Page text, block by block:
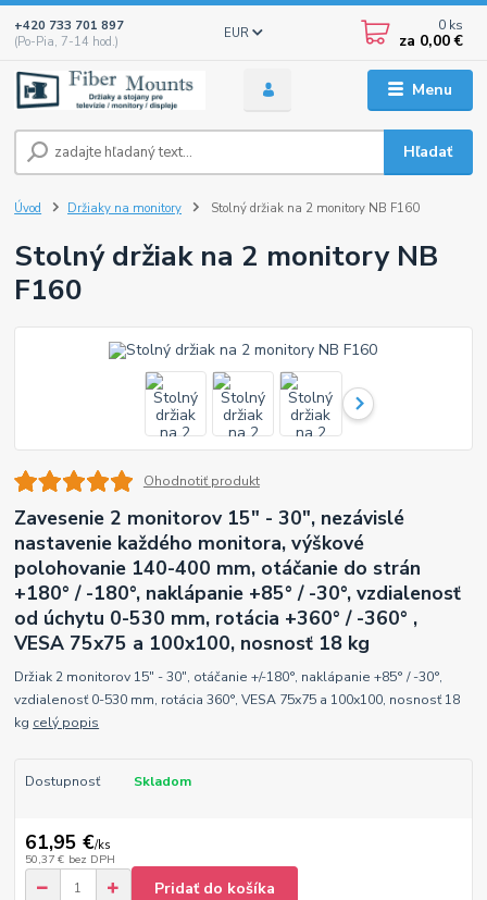
Menu
EUR
Hľadať
+420 733 701 897
(Po-Pia, 7-14 hod.)
0 ks
za 0,00 €
Úvod Držiaky na monitory Stolný držiak na 2 monitory NB F160
Stolný držiak na 2 monitory NB
F160
Ohodnotiť produkt
Zavesenie 2 monitorov 15" - 30", nezávislé
nastavenie každého monitora, výškové
polohovanie 140-400 mm, otáčanie do strán
+180° / -180°, naklápanie +85° / -30°, vzdialenosť
od úchytu 0-530 mm, rotácia +360° / -360° ,
VESA 75x75 a 100x100, nosnosť 18 kg
Držiak 2 monitorov 15" - 30", otáčanie +/-180°, naklápanie +85° / -30°,
vzdialenosť 0-530 mm, rotácia 360°, VESA 75x75 a 100x100, nosnosť 18
kg celý popis
Dostupnosť Skladom
61,95 €/ks
50,37 € bez DPH
Pridať do košíka